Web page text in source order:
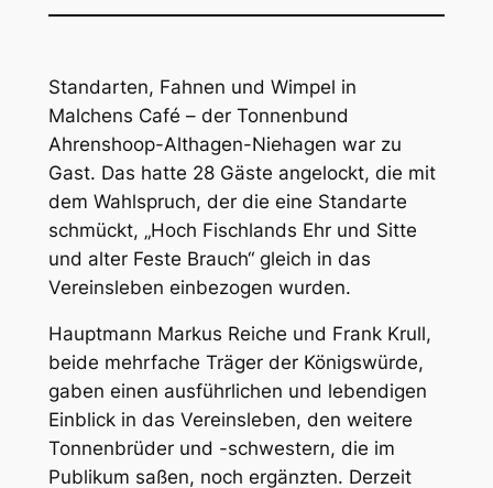
Standarten, Fahnen und Wimpel in
Malchens Café – der Tonnenbund
Ahrenshoop-Althagen-Niehagen war zu
Gast. Das hatte 28 Gäste angelockt, die mit
dem Wahlspruch, der die eine Standarte
schmückt, „Hoch Fischlands Ehr und Sitte
und alter Feste Brauch“ gleich in das
Vereinsleben einbezogen wurden.
Hauptmann Markus Reiche und Frank Krull,
beide mehrfache Träger der Königswürde,
gaben einen ausführlichen und lebendigen
Einblick in das Vereinsleben, den weitere
Tonnenbrüder und -schwestern, die im
Publikum saßen, noch ergänzten. Derzeit